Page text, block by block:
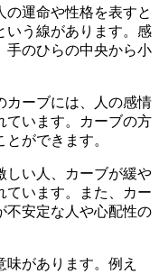
運命や性格を表すと
いう線があります。感
手のひらの中央から小
カーブには、人の感情
ています。カーブの方
ができます。
しい人、カーブが緩や
ています。また、カー
不安定な人や心配性の
があります。例え